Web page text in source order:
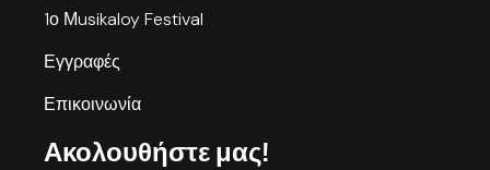
1ο Μusikaloy Festival
Εγγραφές
Επικοινωνία
Ακολουθήστε μας!